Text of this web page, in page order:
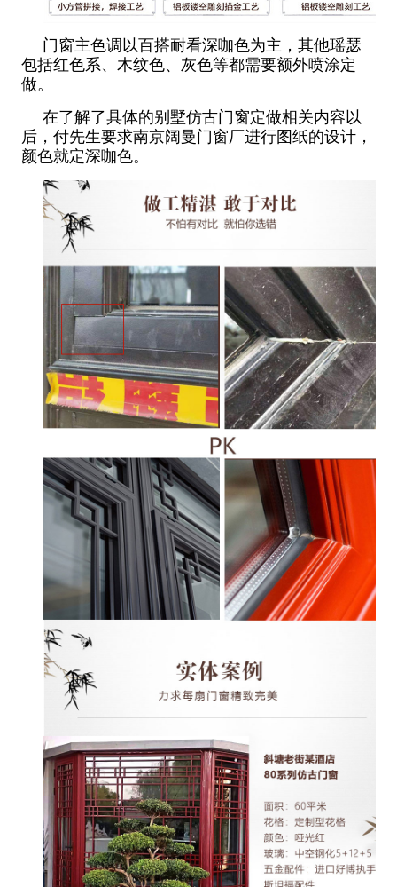
门窗主色调以百搭耐看深咖色为主，其他瑶瑟
包括红色系、木纹色、灰色等都需要额外喷涂定
做。
在了解了具体的别墅仿古门窗定做相关内容以
后，付先生要求南京阔曼门窗厂进行图纸的设计，
颜色就定深咖色。